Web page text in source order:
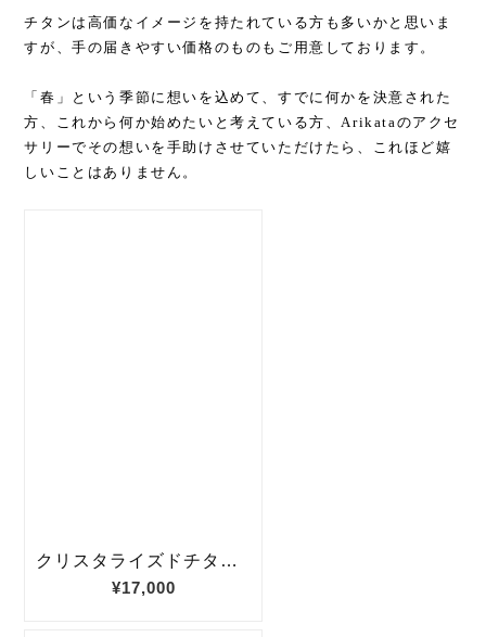
チタンは高価なイメージを持たれている方も多いかと思いま
すが、手の届きやすい価格のものもご用意しております。
「春」という季節に想いを込めて、すでに何かを決意された
方、これから何か始めたいと考えている方、Arikataのアクセ
サリーでその想いを手助けさせていただけたら、これほど嬉
しいことはありません。